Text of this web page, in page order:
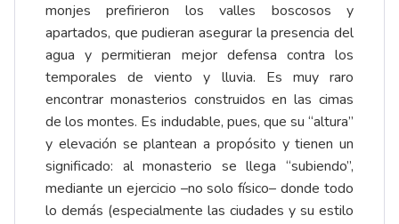
monjes prefirieron los valles boscosos y
apartados, que pudieran asegurar la presencia del
agua y permitieran mejor defensa contra los
temporales de viento y lluvia. Es muy raro
encontrar monasterios construidos en las cimas
de los montes. Es indudable, pues, que su “altura”
y elevación se plantean a propósito y tienen un
significado: al monasterio se llega “subiendo”,
mediante un ejercicio –no solo físico– donde todo
lo demás (especialmente las ciudades y su estilo